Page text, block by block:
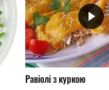
Равіолі з куркою